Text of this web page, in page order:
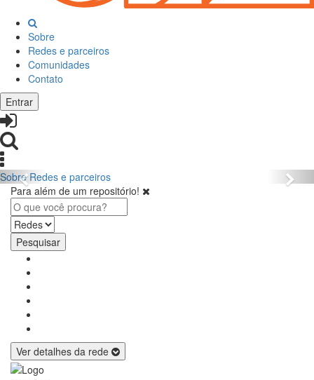
Sobre
Redes e parceiros
Comunidades
Contato
Entrar
Sobre Redes e parceiros
Para além de um repositório!
Pesquisar
Ver detalhes da rede